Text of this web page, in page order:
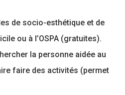
de socio-esthétique et de
ou à l’OSPA (gratuites).
la personne aidée au
faire des activités (permet